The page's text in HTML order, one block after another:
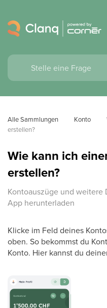
Alle Sammlungen Konto
erstellen?
Wie kann ich
erstellen?
Kontoauszüge und
App herunterladen
Klicke im Feld deines
oben. So bekommst du
Konto. Hier kannst du